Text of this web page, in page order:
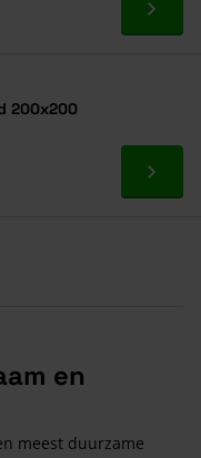
Ga
200x200
Ga
en
meest duurzame